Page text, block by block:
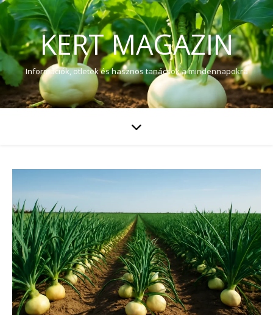
KERT MAGAZIN
Információk, ötletek és hasznos tanácsok a mindennapokra